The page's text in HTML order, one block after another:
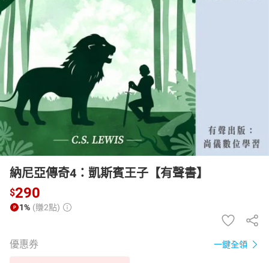
女裝 男裝 化妝保養
日本購物 電子/紙本書
HOT
納尼亞傳奇4：凱斯賓王子【有聲書】
$290
1% (賺2點)
優惠券 一鍵全領